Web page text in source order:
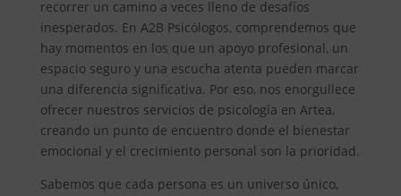
recorrer un camino a veces lleno de desafíos
inesperados. En A2B Psicólogos, comprendemos que
hay momentos en los que un apoyo profesional, un
espacio seguro y una escucha atenta pueden marcar
una diferencia significativa. Por eso, nos enorgullece
ofrecer nuestros servicios de psicología en Artea,
creando un punto de encuentro donde el bienestar
emocional y el crecimiento personal son la prioridad.
Sabemos que cada persona es un universo único,